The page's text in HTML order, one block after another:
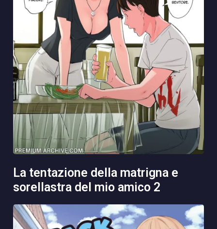
la tentazione della matrigna e
sorellastra del mio amico 2